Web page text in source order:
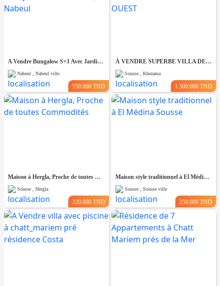
A Vendre Bungalow S+1 Avec Jardin à Club Farah, Nabeul
Nabeul , Nabeul ville
550.000 TND
À VENDRE SUPERBE VILLA DE 760 m² À KHZEMA OUEST
Sousse , Khezama
1.500.000 TND
Maison à Hergla, Proche de toutes Commodités
Sousse , Hergla
320.000 TND
Maison style traditionnel à El Médina Sousse
Sousse , Sousse ville
259.000 TND